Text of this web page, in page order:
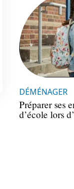
DÉMÉNAGER
Préparer ses
d’école lors